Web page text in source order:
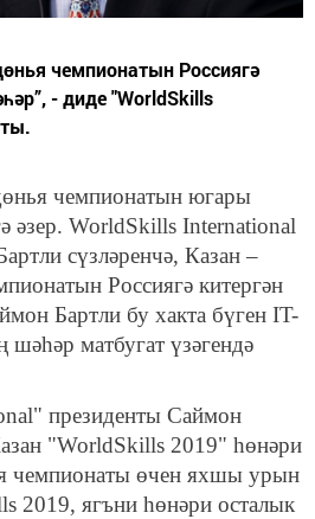
чемпионатын Россиягә
- диде "WorldSkills
чемпионатын югары
әзер. WorldSkills International
сүзләренчә, Казан –
Россиягә китергән
Бартли бу хакта бүген IT-
матбугат үзәгендә
президенты Саймон
"WorldSkills 2019" һөнәри
чемпионаты өчен яхшы урын
2019, ягъни һөнәри осталык